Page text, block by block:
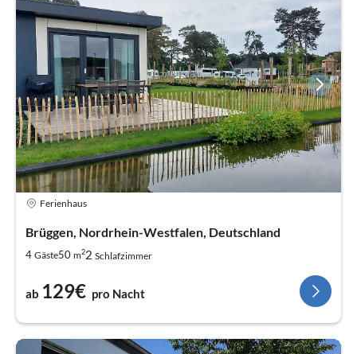
Ferienhaus
Brüggen, Nordrhein-Westfalen, Deutschland
4 Gäste50 m22 Schlafzimmer
ab 129€ pro Nacht